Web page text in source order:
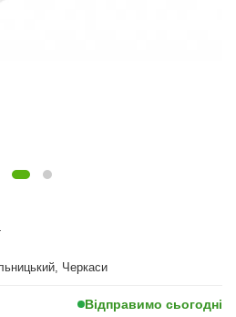
Черкаси
Відправимо сьогодні